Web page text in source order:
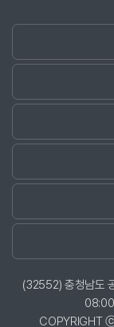
(32552) 충청남도
08:00
COPYRIGHT